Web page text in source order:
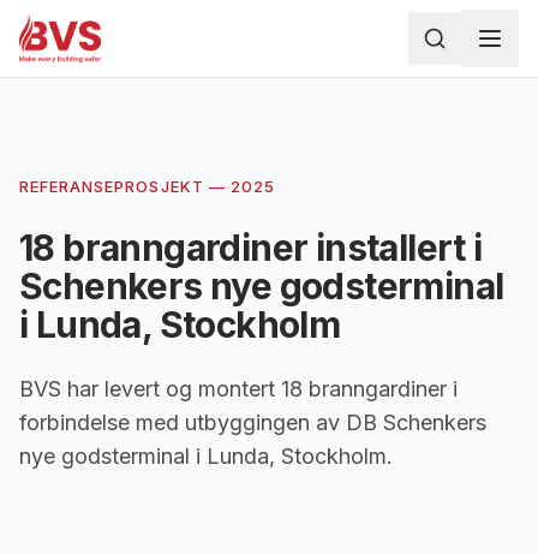
Hoppa till huvudinnehåll
REFERANSEPROSJEKT — 2025
18 branngardiner installert i
Schenkers nye godsterminal
i Lunda, Stockholm
BVS har levert og montert 18 branngardiner i
forbindelse med utbyggingen av DB Schenkers
nye godsterminal i Lunda, Stockholm.